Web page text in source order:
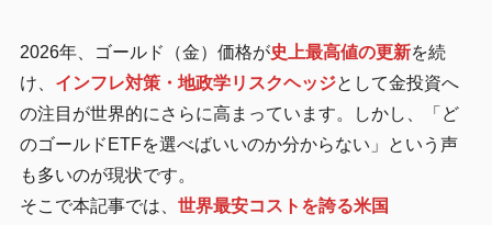
2026年、ゴールド（金）価格が史上最高値の更新を続
け、 インフレ対策・地政学リスクヘッジとして金投資へ
の注目が世界的にさらに高まっています。しかし、「ど
のゴールドETFを選べばいいのか分からない」という声
も多いのが現状です。
そこで本記事では、 世界最安コストを誇る米国